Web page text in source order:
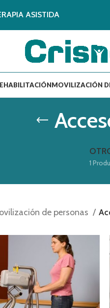
ASISTIDA
MOVILIZACIÓN
1
de personas